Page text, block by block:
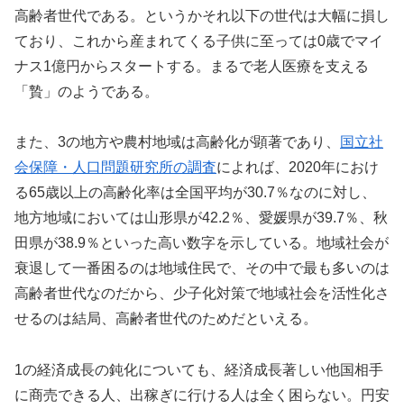
高齢者世代である。というかそれ以下の世代は大幅に損し
ており、これから産まれてくる子供に至っては0歳でマイ
ナス1億円からスタートする。まるで老人医療を支える
「贄」のようである。
また、3の地方や農村地域は高齢化が顕著であり、
国立社
会保障・人口問題研究所の調査によれば、2020年におけ
る65歳以上の高齢化率は全国平均が30.7％なのに対し、
地方地域においては山形県が42.2％、愛媛県が39.7％、秋
田県が38.9％といった高い数字を示している。地域社会が
衰退して一番困るのは地域住民で、その中で最も多いのは
高齢者世代なのだから、少子化対策で地域社会を活性化さ
せるのは結局、高齢者世代のためだといえる。
1の経済成長の鈍化についても、経済成長著しい他国相手
に商売できる人、出稼ぎに行ける人は全く困らない。円安